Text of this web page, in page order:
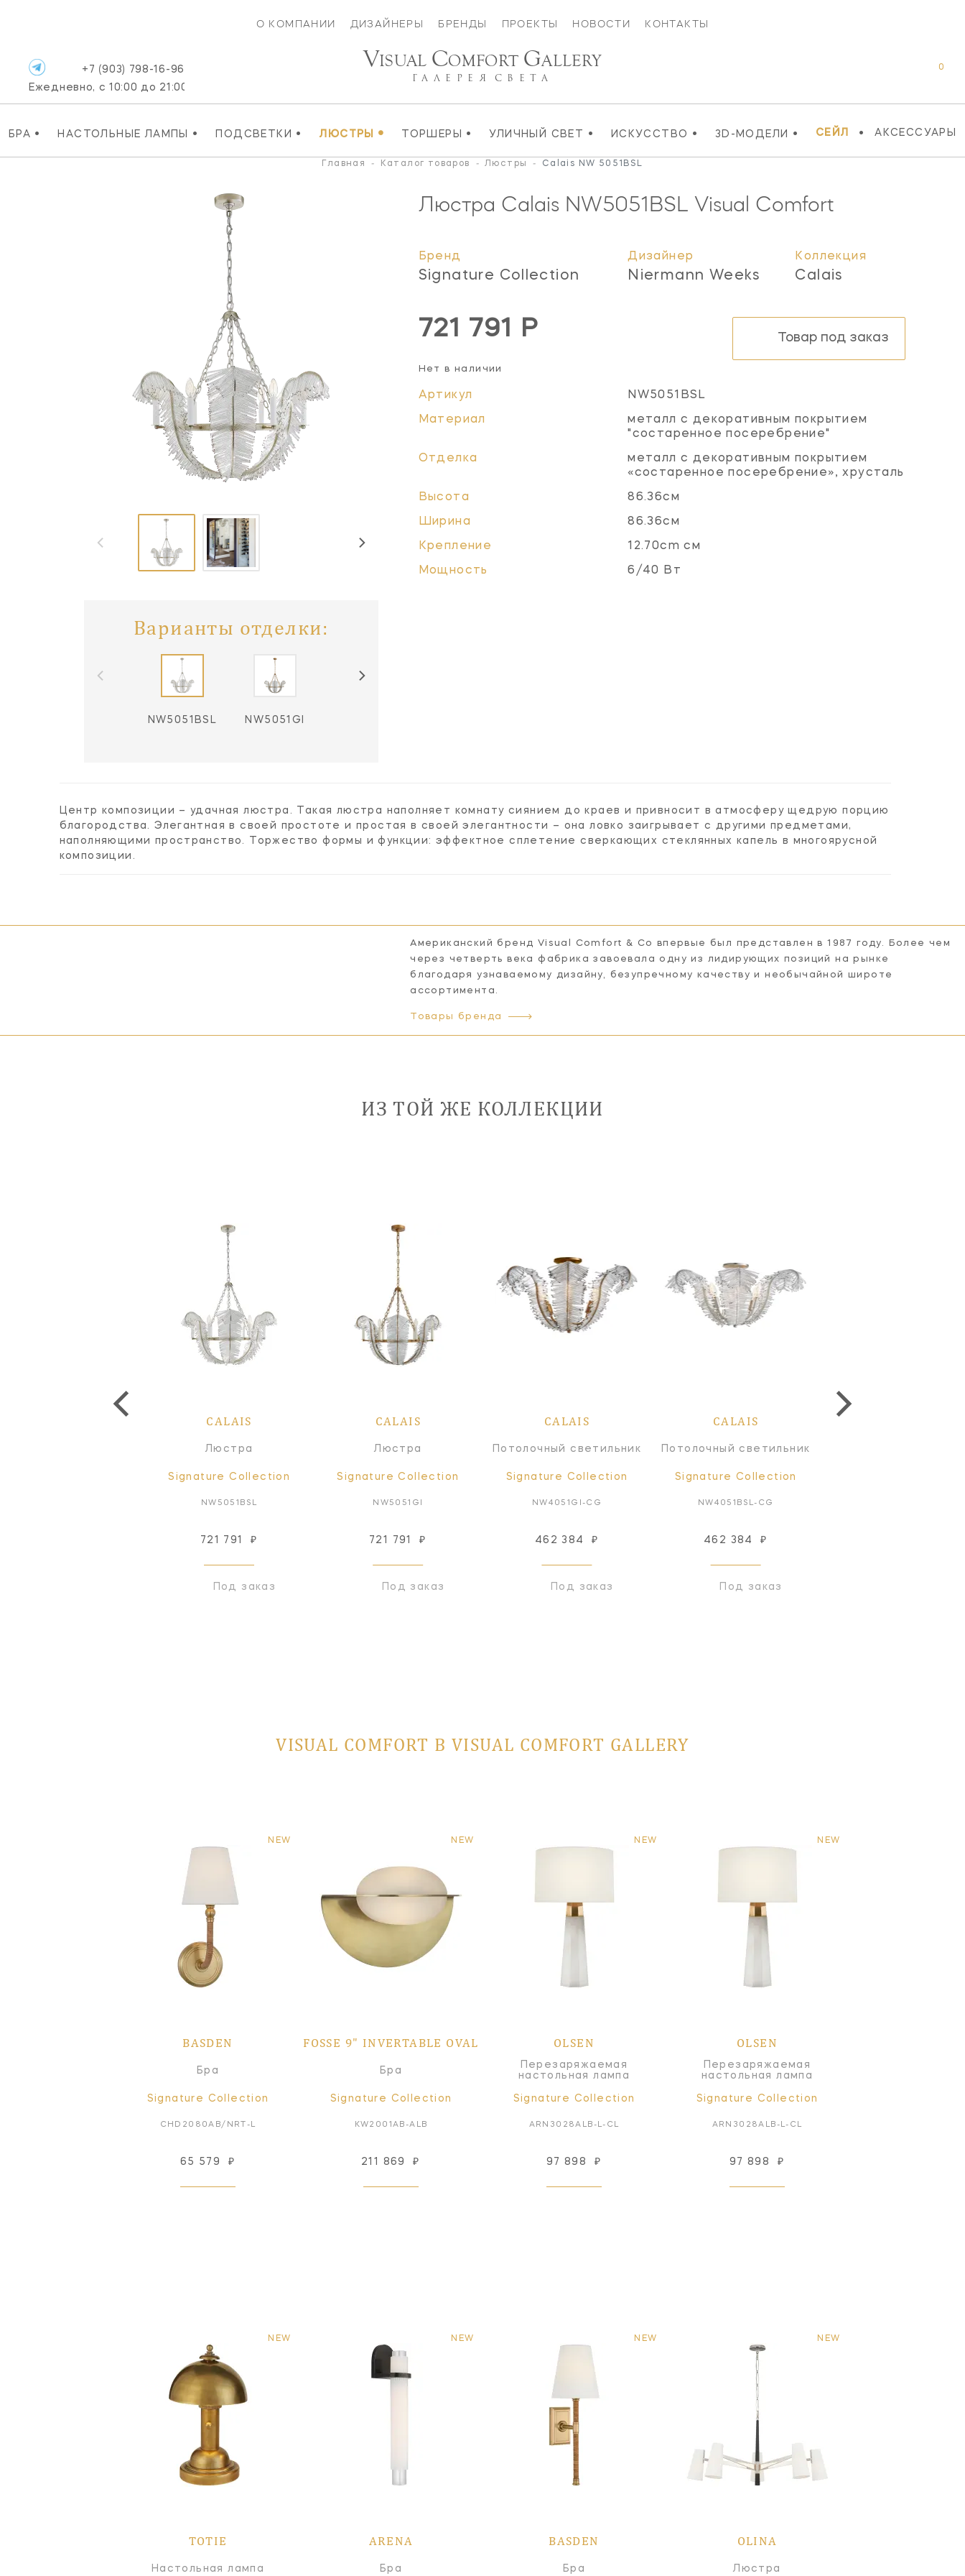
О КОМПАНИИ ДИЗАЙНЕРЫ БРЕНДЫ ПРОЕКТЫ НОВОСТИ КОНТАКТЫ
БРА • НАСТОЛЬНЫЕ ЛАМПЫ • ПОДСВЕТКИ • ЛЮСТРЫ • ТОРШЕРЫ • УЛИЧНЫЙ СВЕТ • ИСКУССТВО • 3D-МОДЕЛИ • СЕЙЛ • АКСЕССУАРЫ
+7 (903) 798-16-96
Ежедневно, с 10:00 до 21:00
0
VISUAL COMFORT GALLERY
ГАЛЕРЕЯ СВЕТА
Главная - Каталог товаров - Люстры - Calais NW 5051BSL
Варианты отделки:
NW5051BSL NW5051GI
Люстра Calais NW5051BSL Visual Comfort
Бренд
Signature Collection
Дизайнер
Niermann Weeks
Коллекция
Calais
721 791 Р
Нет в наличии
Товар под заказ
Артикул NW5051BSL
Материал
металл с декоративным покрытием
"состаренное посеребрение"
Отделка
металл с декоративным покрытием
«состаренное посеребрение», хрусталь
Высота 86.36см
Ширина 86.36см
Крепление 12.70cm см
Мощность 6/40 Вт
Центр композиции – удачная люстра. Такая люстра наполняет комнату сиянием до краев и привносит в атмосферу щедрую порцию
благородства. Элегантная в своей простоте и простая в своей элегантности – она ловко заигрывает с другими предметами,
наполняющими пространство. Торжество формы и функции: эффектное сплетение сверкающих стеклянных капель в многоярусной
композиции.
Американский бренд Visual Comfort & Co впервые был представлен в 1987 году. Более чем
через четверть века фабрика завоевала одну из лидирующих позиций на рынке
благодаря узнаваемому дизайну, безупречному качеству и необычайной широте
ассортимента.
Товары бренда
ИЗ ТОЙ ЖЕ КОЛЛЕКЦИИ
CALAIS
Люстра
Signature Collection
NW5051BSL
721 791 ₽
Под заказ
CALAIS
Люстра
Signature Collection
NW5051GI
721 791 ₽
Под заказ
CALAIS
Потолочный светильник
Signature Collection
NW4051GI-CG
462 384 ₽
Под заказ
CALAIS
Потолочный светильник
Signature Collection
NW4051BSL-CG
462 384 ₽
Под заказ
VISUAL COMFORT В VISUAL COMFORT GALLERY
NEW
BASDEN
Бра
Signature Collection
CHD2080AB/NRT-L
65 579 ₽
NEW
FOSSE 9" INVERTABLE OVAL
Бра
Signature Collection
KW2001AB-ALB
211 869 ₽
NEW
OLSEN
Перезаряжаемая
настольная лампа
Signature Collection
ARN3028ALB-L-CL
97 898 ₽
NEW
OLSEN
Перезаряжаемая
настольная лампа
Signature Collection
ARN3028ALB-L-CL
97 898 ₽
NEW
TOTIE
Настольная лампа
NEW
ARENA
Бра
NEW
BASDEN
Бра
NEW
OLINA
Люстра